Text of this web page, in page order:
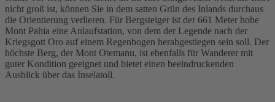
nicht groß ist, können Sie in dem satten Grün des Inlands durchaus
die Orientierung verlieren. Für Bergsteiger ist der 661 Meter hohe
Mont Pahia eine Anlaufstation, von dem der Legende nach der
Kriegsgott Oro auf einem Regenbogen herabgestiegen sein soll. Der
höchste Berg, der Mont Otemanu, ist ebenfalls für Wanderer mit
guter Kondition geeignet und bietet einen beeindruckenden
Ausblick über das Inselatoll.